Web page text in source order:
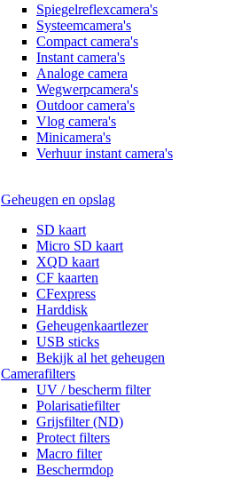
Spiegelreflexcamera's
Systeemcamera's
Compact camera's
Instant camera's
Analoge camera
Wegwerpcamera's
Outdoor camera's
Vlog camera's
Minicamera's
Verhuur instant camera's
Geheugen en opslag
SD kaart
Micro SD kaart
XQD kaart
CF kaarten
CFexpress
Harddisk
Geheugenkaartlezer
USB sticks
Bekijk al het geheugen
Camerafilters
UV / bescherm filter
Polarisatiefilter
Grijsfilter (ND)
Protect filters
Macro filter
Beschermdop